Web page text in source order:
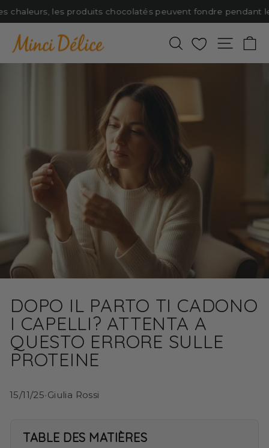
Passer
au
contenu
les produits chocolatés peuvent fondre pendant
Rechercher
Favoris
DOPO IL PARTO TI CADONO
I CAPELLI? ATTENTA A
QUESTO ERRORE SULLE
PROTEINE
15/11/25•Giulia Rossi
TABLE DES MATIÈRES